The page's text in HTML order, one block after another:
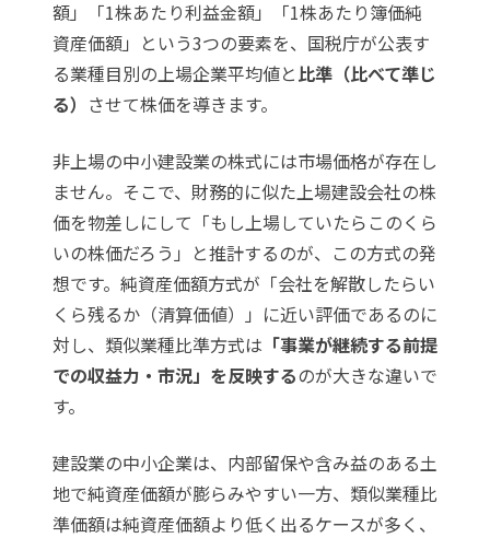
額」「1株あたり利益金額」「1株あたり簿価純
資産価額」という3つの要素を、国税庁が公表す
る業種目別の上場企業平均値と比準（比べて準じ
る） させて株価を導きます。
非上場の中小建設業の株式には市場価格が存在し
ません。そこで、財務的に似た上場建設会社の株
価を物差しにして「もし上場していたらこのくら
いの株価だろう」と推計するのが、この方式の発
想です。純資産価額方式が「会社を解散したらい
くら残るか（清算価値）」に近い評価であるのに
対し、類似業種比準方式は 「事業が継続する前提
での収益力・市況」を反映するのが大きな違いで
す。
建設業の中小企業は、内部留保や含み益のある土
地で純資産価額が膨らみやすい一方、類似業種比
準価額は純資産価額より低く出るケースが多く、